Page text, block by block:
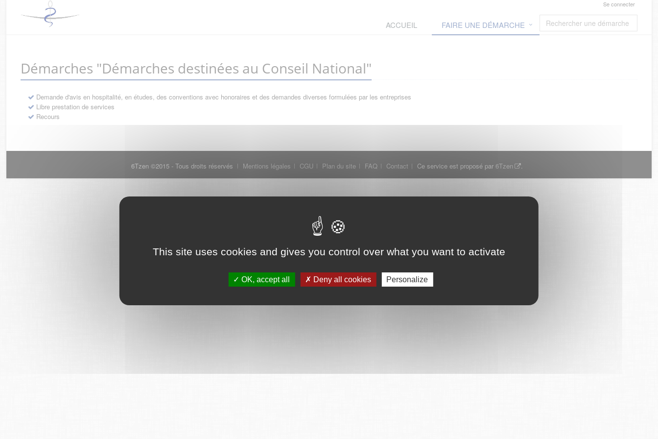
This site uses cookies and gives you control over what you want to activate
OK, accept all Deny all cookies Personalize
Se connecter
ACCUEIL FAIRE UNE DÉMARCHE
Démarches "Démarches destinées au Conseil National"
Demande d'avis en hospitalité, en études, des conventions avec honoraires et des demandes diverses formulées par les entreprises
Libre prestation de services
Recours
6Tzen ©2015 - Tous droits réservés Mentions légales CGU Plan du site FAQ Contact Ce service est proposé par 6Tzen .